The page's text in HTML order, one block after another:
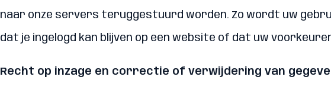
naar onze servers teruggestuurd worden. Zo wordt uw
dat je ingelogd kan blijven op een website of dat uw
Recht op inzage en correctie of verwijdering van